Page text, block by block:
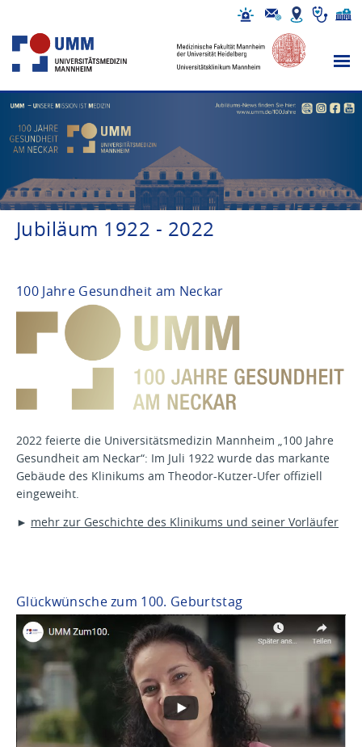
Jubiläum 1922 - 2022
100 Jahre Gesundheit am Neckar
2022 feierte die Universitätsmedizin Mannheim „100 Jahre
Gesundheit am Neckar“: Im Juli 1922 wurde das markante
Gebäude des Klinikums am Theodor-Kutzer-Ufer offiziell
eingeweiht.
► mehr zur Geschichte des Klinikums und seiner Vorläufer
Glückwünsche zum 100. Geburtstag